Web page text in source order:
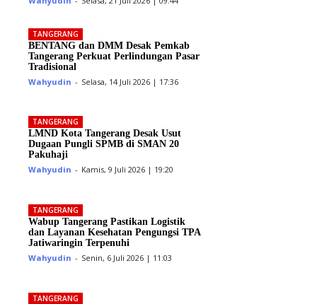
TANGERANG
BENTANG dan DMM Desak Pemkab
Tangerang Perkuat Perlindungan Pasar
Tradisional
Wahyudin - Selasa, 14 Juli 2026 | 17:36
TANGERANG
LMND Kota Tangerang Desak Usut
Dugaan Pungli SPMB di SMAN 20
Pakuhaji
Wahyudin - Kamis, 9 Juli 2026 | 19:20
TANGERANG
Wabup Tangerang Pastikan Logistik
dan Layanan Kesehatan Pengungsi TPA
Jatiwaringin Terpenuhi
Wahyudin - Senin, 6 Juli 2026 | 11:03
TANGERANG